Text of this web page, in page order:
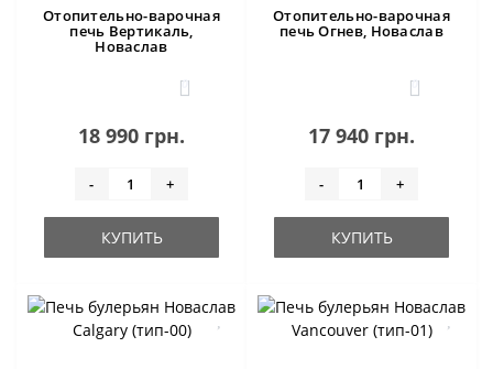
Отопительно-варочная
печь Вертикаль,
Новаслав
0
18 990 грн.
- +
КУПИТЬ
Отопительно-варочная
печь Огнев, Новаслав
0
17 940 грн.
- +
КУПИТЬ